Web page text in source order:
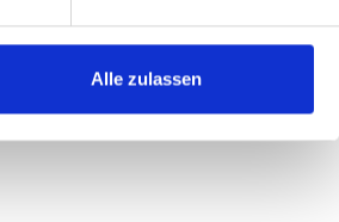
Alle zulassen